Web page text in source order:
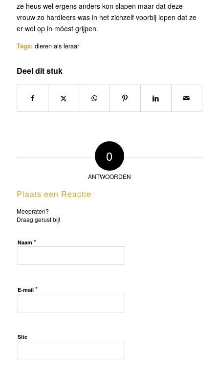
ze heus wel ergens anders kon slapen maar dat deze
vrouw zo hardleers was in het zichzelf voorbij lopen dat ze
er wel op in móest grijpen.
Tags: dieren als leraar
Deel dit stuk
0
ANTWOORDEN
Plaats een Reactie
Meepraten?
Draag gerust bij!
Naam *
E-mail *
Site